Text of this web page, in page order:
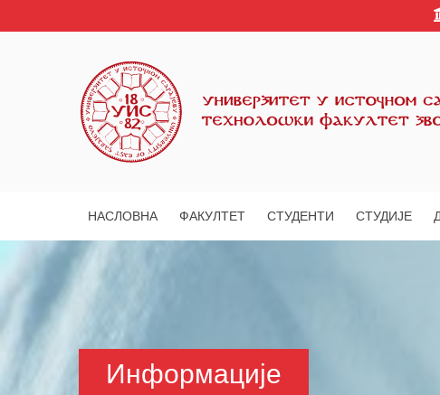
НАСЛОВНА ФАКУЛТЕТ СТУДЕНТИ СТУДИЈЕ
Информације